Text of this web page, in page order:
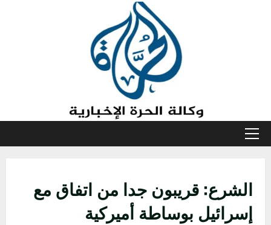
القائمة
الشرع: قريبون جدا من اتفاق مع
إسرائيل بوساطة أميركية